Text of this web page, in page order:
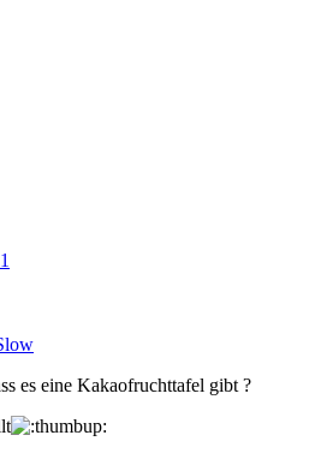
es eine Kakaofruchttafel gibt ?